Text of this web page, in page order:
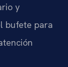
y
bufete para